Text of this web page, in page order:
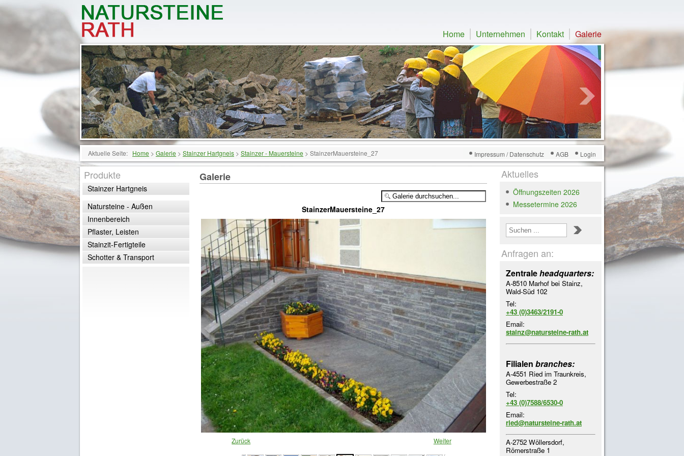
Loading ...
Home Unternehmen Kontakt Galerie
Aktuelle Seite: Home > Galerie > Stainzer Hartgneis > Stainzer - Mauersteine > StainzerMauersteine_27 Impressum / Datenschutz AGB Login
Produkte
Stainzer Hartgneis
Natursteine - Außen
Innenbereich
Pflaster, Leisten
Stainzit-Fertigteile
Schotter & Transport
Galerie
StainzerMauersteine_27
Zurück Weiter
Aktuelles
Öffnungszeiten 2026
Messetermine 2026
Anfragen an:
Zentraleheadquarters:
A-8510 Marhof bei Stainz,
Wald-Süd 102
Tel:
+43 (0)3463/2191-0
Email:
stainz@natursteine-rath.at
Filialen branches:
A-4551 Ried im Traunkreis,
Gewerbestraße 2
Tel:
+43 (0)7588/6530-0
Email:
ried@natursteine-rath.at
A-2752 Wöllersdorf,
Römerstraße 1